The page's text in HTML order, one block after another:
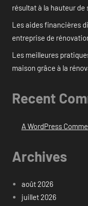
résultat à la hauteur de
Les aides financières
entreprise de
Les meilleures
maison grâce à la
Recent
A WordPress
Archives
août 2026
juillet 2026